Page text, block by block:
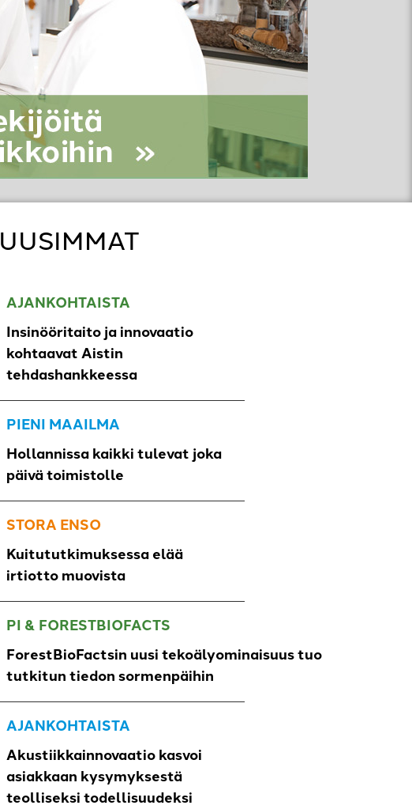
UUSIMMAT
AJANKOHTAISTA
Insinööritaito ja innovaatio
kohtaavat Aistin
tehdashankkeessa
PIENI MAAILMA
Hollannissa kaikki tulevat joka
päivä toimistolle
STORA ENSO
Kuitututkimuksessa elää
irtiotto muovista
PI & FORESTBIOFACTS
ForestBioFactsin uusi tekoälyominaisuus tuo
tutkitun tiedon sormenpäihin
AJANKOHTAISTA
Akustiikkainnovaatio kasvoi
asiakkaan kysymyksestä
teolliseksi todellisuudeksi